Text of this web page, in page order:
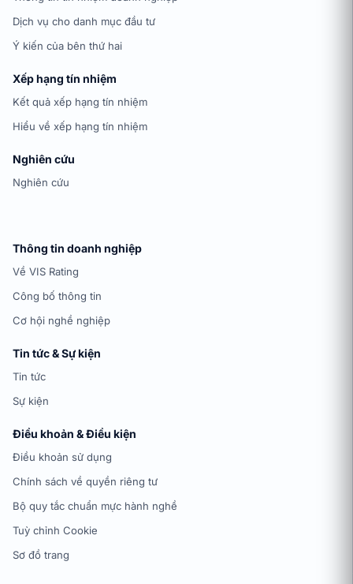
Dịch vụ cho danh mục đầu tư
Ý kiến của bên thứ hai
Xếp hạng tín nhiệm
Kết quả xếp hạng tín nhiệm
Hiểu về xếp hạng tín nhiệm
Nghiên cứu
Nghiên cứu
Thông tin doanh nghiệp
Về VIS Rating
Công bố thông tin
Cơ hội nghề nghiệp
Tin tức & Sự kiện
Tin tức
Sự kiện
Điều khoản & Điều kiện
Điều khoản sử dụng
Chính sách về quyền riêng tư
Bộ quy tắc chuẩn mực hành nghề
Tuỳ chỉnh Cookie
Sơ đồ trang